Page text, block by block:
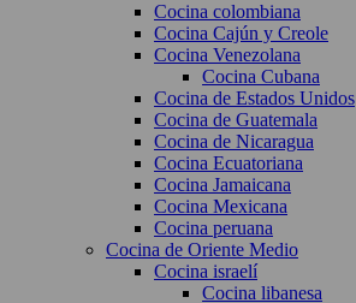
Cocina colombiana
Cocina Cajún y Creole
Cocina Venezolana
Cocina Cubana
Cocina de Estados Unidos
Cocina de Guatemala
Cocina de Nicaragua
Cocina Ecuatoriana
Cocina Jamaicana
Cocina Mexicana
Cocina peruana
Cocina de Oriente Medio
Cocina israelí
Cocina libanesa